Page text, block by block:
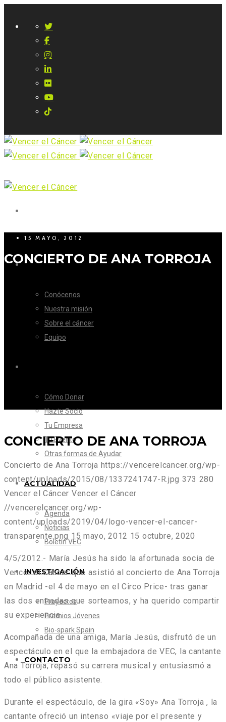
LA FUNDACIÓN
Conócenos
Nuestra misión
Sobre el cáncer
Equipo
Cómo Donar
Hazte Socio
Tu Empresa
Tu Evento
Otras formas de Ayudar
ACTUALIDAD
Agenda
Noticias
Boletín VEC
INVESTIGACIÓN
Proyectos
Premios Jóvenes
Bio-spark Spain
CONTACTO
15 MAYO, 2012
CONCIERTO DE ANA TORROJA
CONCIERTO DE ANA TORROJA
Concierto de Ana Torroja https://vencerelcancer.org/wp-
content/uploads/2015/08/1337241747-R.jpg 373 280
Vencer el Cáncer Vencer el Cáncer
//vencerelcancer.org/wp-
content/uploads/2019/04/logo-vencer-el-cancer-
transparente.png 15 mayo, 2012 15 octubre, 2020
4/5/2012.- María Jesús ha sido la afortunada socia de
Vencer el Cáncer que asistió al concierto de Ana Torroja
en Madrid -el 4 de mayo en el Circo Price- tras ganar
las dos entradas que sorteamos, y ha querido compartir
su experiencia.
Acompañada de una amiga, María Jesús, disfrutó de un
espectáculo en el que la embajadora de VEC, la cantante
Ana Torroja, repasó su carrera musical y entusiasmó a
todo el público asistente.
Durante el espectáculo, de la gira «Soy» Ana Torroja , la
cantante ofreció un intenso «viaje por el presente y